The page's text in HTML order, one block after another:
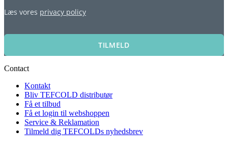
Læs vores privacy policy
TILMELD
Contact
Kontakt
Bliv TEFCOLD distributør
Få et tilbud
Få et login til webshoppen
Service & Reklamation
Tilmeld dig TEFCOLDs nyhedsbrev